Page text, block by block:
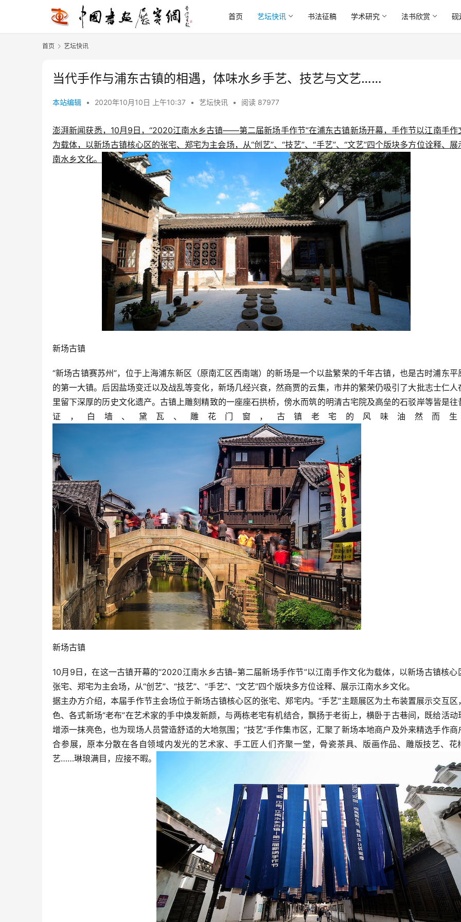
首页 艺坛快讯 书法征稿 学术研究 法书欣赏 砚
首页 艺坛快讯
当代手作与浦东古镇的相遇，体味水乡手艺、技艺与文艺……
本站编辑 • 2020年10月10日 上午10:37 • 艺坛快讯 • 阅读 87977
澎湃新闻获悉，10月9日，“2020江南水乡古镇——第二届新场手作节”在浦东古镇新场开幕，手作节以江南手作
为载体，以新场古镇核心区的张宅、郑宅为主会场，从“创艺”、“技艺”、“手艺”、“文艺”四个版块多方位诠释、展
南水乡文化。
新场古镇
“新场古镇赛苏州”，位于上海浦东新区（原南汇区西南端）的新场是一个以盐繁荣的千年古镇，也是古时浦东平
的第一大镇。后因盐场变迁以及战乱等变化，新场几经兴衰，然商贾的云集，市井的繁荣仍吸引了大批志士仁人
里留下深厚的历史文化遗产。古镇上雕刻精致的一座座石拱桥，傍水而筑的明清古宅院及高垒的石驳岸等皆是往
证，白墙、黛瓦、雕花门窗，古镇老宅的风味油然而生
新场古镇
10月9日，在这一古镇开幕的“2020江南水乡古镇–第二届新场手作节”以江南手作文化为载体，以新场古镇核心
张宅、郑宅为主会场，从“创艺”、“技艺”、“手艺”、“文艺”四个版块多方位诠释、展示江南水乡文化。
据主办方介绍，本届手作节主会场位于新场古镇核心区的张宅、郑宅内。“手艺”主题展区为土布装置展示交互区
色、各式新场“老布”在艺术家的手中焕发新颜，与两栋老宅有机结合，飘扬于老街上，横卧于古巷间，既给活动
增添一抹亮色，也为现场人员营造舒适的大地氛围；“技艺”手作集市区，汇聚了新场本地商户及外来精选手作商
合参展，原本分散在各自领域内发光的艺术家、手工匠人们齐聚一堂，骨瓷茶具、版画作品、雕版技艺、花
艺……琳琅满目，应接不暇。